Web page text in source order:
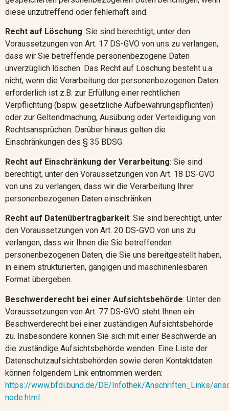
diese unzutreffend oder fehlerhaft sind.
Recht auf Löschung: Sie sind berechtigt, unter den
Voraussetzungen von Art. 17 DS-GVO von uns zu verlangen,
dass wir Sie betreffende personenbezogene Daten
unverzüglich löschen. Das Recht auf Löschung besteht u.a.
nicht, wenn die Verarbeitung der personenbezogenen Daten
erforderlich ist z.B. zur Erfüllung einer rechtlichen
Verpflichtung (bspw. gesetzliche Aufbewahrungspflichten)
oder zur Geltendmachung, Ausübung oder Verteidigung von
Rechtsansprüchen. Darüber hinaus gelten die
Einschränkungen des § 35 BDSG.
Recht auf Einschränkung der Verarbeitung: Sie sind
berechtigt, unter den Voraussetzungen von Art. 18 DS-GVO
von uns zu verlangen, dass wir die Verarbeitung Ihrer
personenbezogenen Daten einschränken.
Recht auf Datenübertragbarkeit: Sie sind berechtigt, unter
den Voraussetzungen von Art. 20 DS-GVO von uns zu
verlangen, dass wir Ihnen die Sie betreffenden
personenbezogenen Daten, die Sie uns bereitgestellt haben,
in einem strukturierten, gängigen und maschinenlesbaren
Format übergeben.
Beschwerderecht bei einer Aufsichtsbehörde: Unter den
Voraussetzungen von Art. 77 DS-GVO steht Ihnen ein
Beschwerderecht bei einer zuständigen Aufsichtsbehörde
zu. Insbesondere können Sie sich mit einer Beschwerde an
die zuständige Aufsichtsbehörde wenden. Eine Liste der
Datenschutzaufsichtsbehörden sowie deren Kontaktdaten
können folgendem Link entnommen werden:
https://www.bfdi.bund.de/DE/Infothek/Anschriften_Links/
node.html.